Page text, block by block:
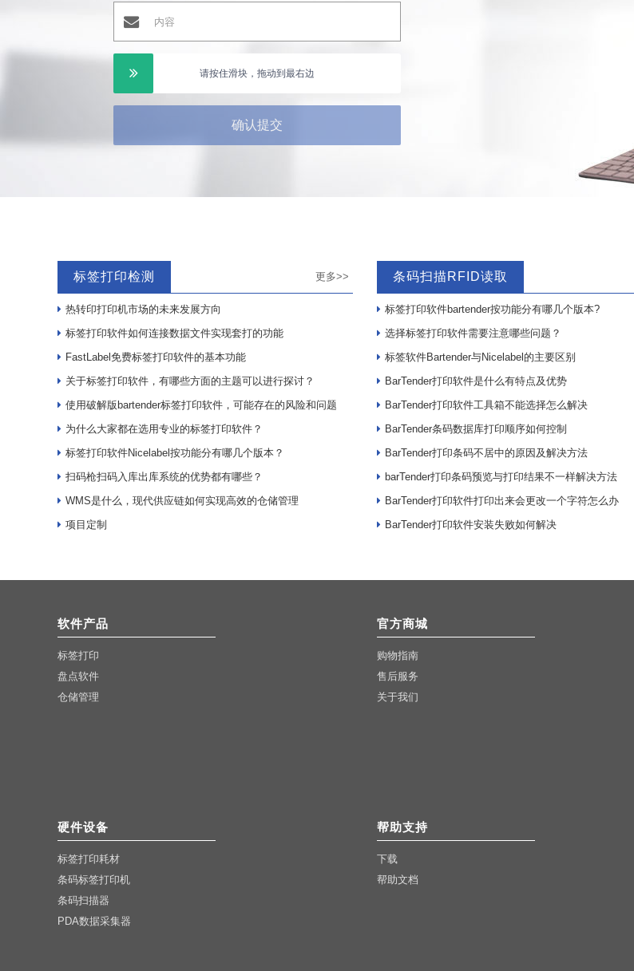
请按住滑块，拖动到最右边
确认提交
标签打印检测 更多>>
热转印打印机市场的未来发展方向
标签打印软件如何连接数据文件实现套打的功能
FastLabel免费标签打印软件的基本功能
关于标签打印软件，有哪些方面的主题可以进行探讨？
使用破解版bartender标签打印软件，可能存在的风险和问题
为什么大家都在选用专业的标签打印软件？
标签打印软件Nicelabel按功能分有哪几个版本？
扫码枪扫码入库出库系统的优势都有哪些？
WMS是什么，现代供应链如何实现高效的仓储管理
项目定制
条码扫描RFID读取
标签打印软件bartender按功能分有哪几个版本?
选择标签打印软件需要注意哪些问题？
标签软件Bartender与Nicelabel的主要区别
BarTender打印软件是什么有特点及优势
BarTender打印软件工具箱不能选择怎么解决
BarTender条码数据库打印顺序如何控制
BarTender打印条码不居中的原因及解决方法
barTender打印条码预览与打印结果不一样解决方法
BarTender打印软件打印出来会更改一个字符怎么办
BarTender打印软件安装失败如何解决
软件产品
标签打印
盘点软件
仓储管理
官方商城
购物指南
售后服务
关于我们
硬件设备
标签打印耗材
条码标签打印机
条码扫描器
PDA数据采集器
帮助支持
下载
帮助文档